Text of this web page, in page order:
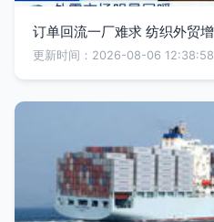
订单回流一厂难求 纺织外贸
更新时间：2026-08-06 12:38:58